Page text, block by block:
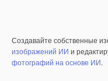
Создавайте собственные
изображений ИИ и
фотографий на основе ИИ.